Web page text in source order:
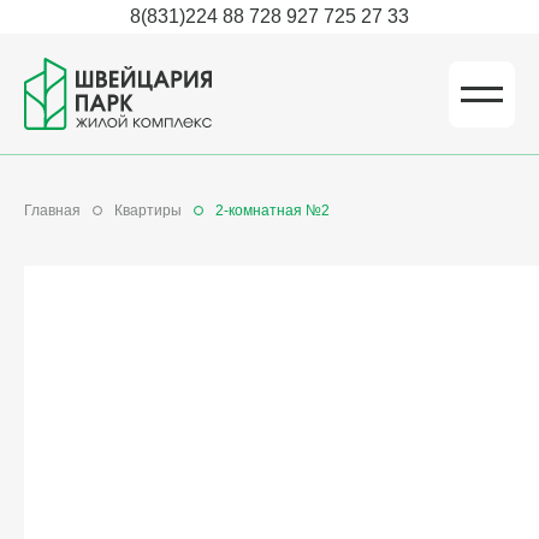
8(831)224 88 728 927 725 27 33
Главная Квартиры 2-комнатная №2